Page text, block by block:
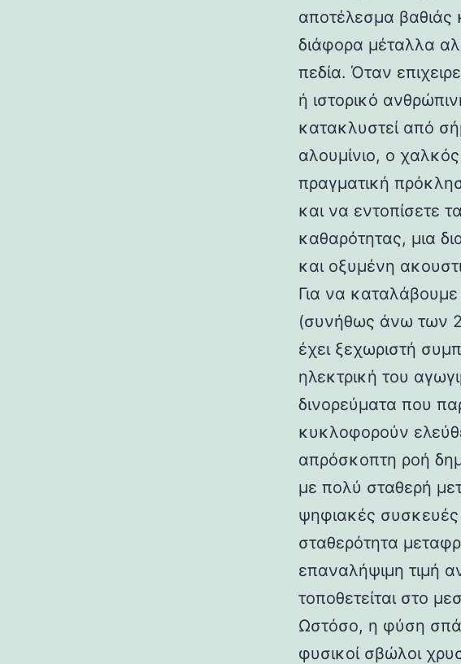
αποτέλεσμα βαθιάς
διάφορα μέταλλα
πεδία. Όταν
ή ιστορικό
κατακλυστεί από
αλουμίνιο, ο
πραγματική
και να εντοπίσετε
καθαρότητας, μια
και οξυμένη
Για να
(συνήθως άνω των
έχει ξεχωριστή
ηλεκτρική του
δινορεύματα που
κυκλοφορούν
απρόσκοπτη ροή
με πολύ σταθερή
ψηφιακές
σταθερότητα
επαναλήψιμη τιμή
τοποθετείται στο
Ωστόσο, η φύση
φυσικοί σβώλοι